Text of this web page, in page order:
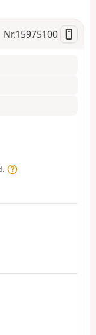
n
Nr.15975100